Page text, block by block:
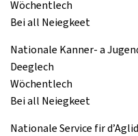
Wöchentlech
Bei all Neiegkeet
Nationale Kanner- a
Deeglech
Wöchentlech
Bei all Neiegkeet
Nationale Service fir